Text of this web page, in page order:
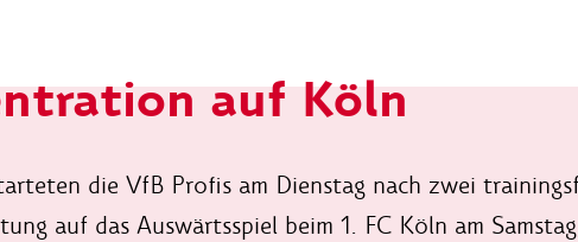
auf Köln
die VfB Profis am Dienstag nach zwei
auf das Auswärtsspiel beim 1. FC Köln am